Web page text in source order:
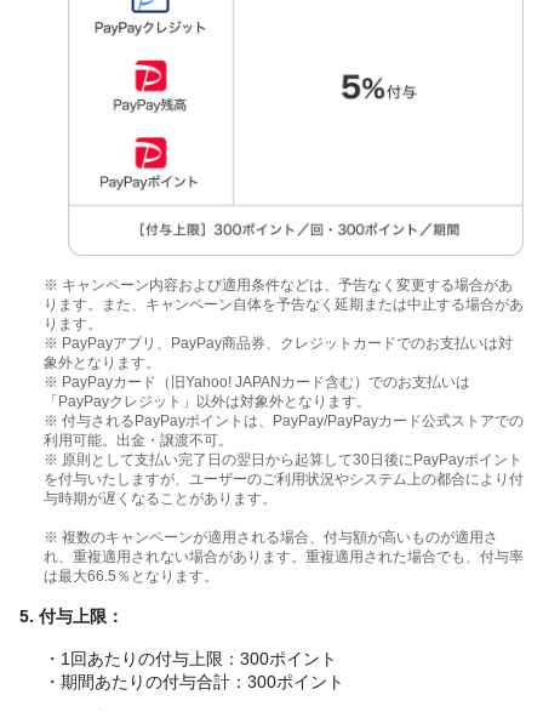
※ キャンペーン内容および適用条件などは、予告なく変更する場合があ
ります。また、キャンペーン自体を予告なく延期または中止する場合があ
ります。
※ PayPayアプリ、PayPay商品券、クレジットカードでのお支払いは対
象外となります。
※ PayPayカード（旧Yahoo! JAPANカード含む）でのお支払いは
「PayPayクレジット」以外は対象外となります。
※ 付与されるPayPayポイントは、PayPay/PayPayカード公式ストアでの
利用可能。出金・譲渡不可。
※ 原則として支払い完了日の翌日から起算して30日後にPayPayポイント
を付与いたしますが、ユーザーのご利用状況やシステム上の都合により付
与時期が遅くなることがあります。
※ 複数のキャンペーンが適用される場合、付与額が高いものが適用さ
れ、重複適用されない場合があります。重複適用された場合でも、付与率
は最大66.5％となります。
5. 付与上限：
・1回あたりの付与上限：300ポイント
・期間あたりの付与合計：300ポイント